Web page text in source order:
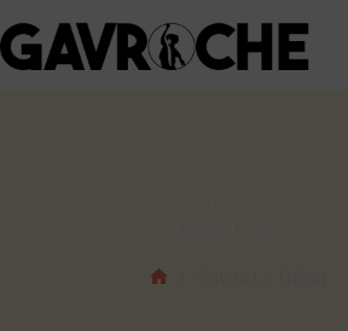
au
contenu